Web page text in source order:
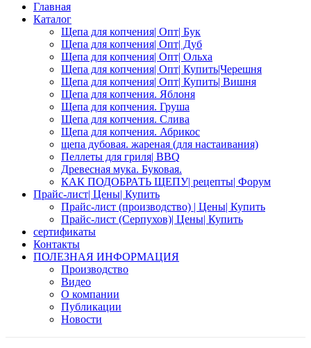
Главная
Каталог
Щепа для копчения| Опт| Бук
Щепа для копчения| Опт| Дуб
Щепа для копчения| Опт| Ольха
Щепа для копчения| Опт| Купить|Черешня
Щепа для копчения| Опт| Купить| Вишня
Щепа для копчения. Яблоня
Щепа для копчения. Груша
Щепа для копчения. Слива
Щепа для копчения. Абрикос
щепа дубовая. жареная (для настаивания)
Пеллеты для гриля| BBQ
Древесная мука. Буковая.
КАК ПОДОБРАТЬ ЩЕПУ| рецепты| Форум
Прайс-лист| Цены| Купить
Прайс-лист (производство) | Цены| Купить
Прайс-лист (Серпухов)| Цены| Купить
сертификаты
Контакты
ПОЛЕЗНАЯ ИНФОРМАЦИЯ
Производство
Видео
О компании
Публикации
Новости